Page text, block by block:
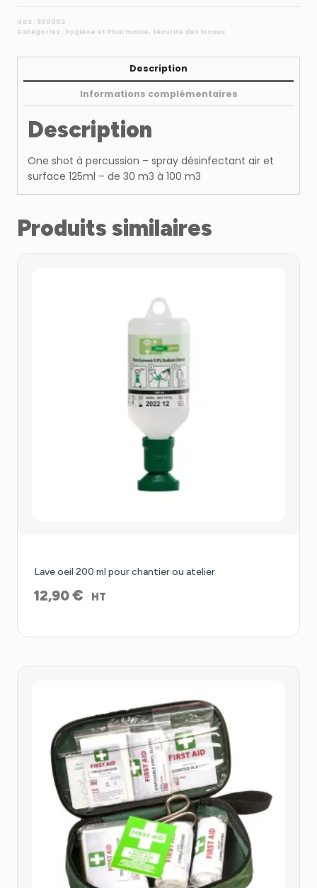
UGS : 500002
Catégories : hygiène et Pharmacie, Sécurité des locaux
Description
Informations complémentaires
Description
One shot à percussion – spray désinfectant air et
surface 125ml – de 30 m3 à 100 m3
Produits similaires
Lave oeil 200 ml pour chantier ou atelier
12,90€ HT